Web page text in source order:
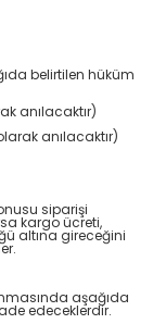
belirtilen hüküm
anılacaktır)
anılacaktır)
siparişi
kargo ücreti,
altına gireceğini
aşağıda
edeceklerdir.